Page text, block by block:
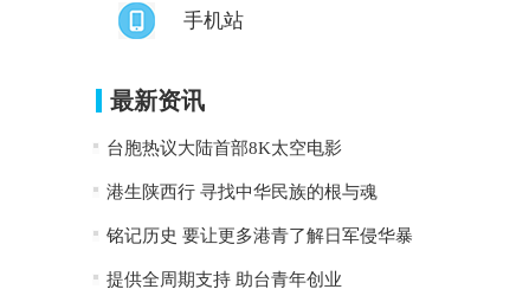
手机站
最新资讯
台胞热议大陆首部8K太空电影
港生陕西行 寻找中华民族的根与魂
铭记历史 要让更多港青了解日军侵华暴
提供全周期支持 助台青年创业